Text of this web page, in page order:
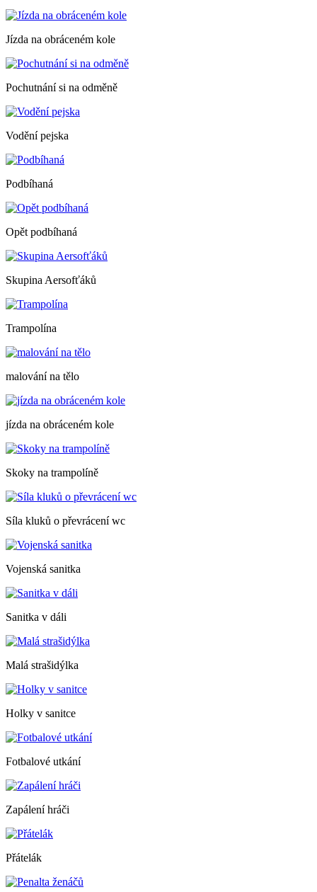
Jízda na obráceném kole
Pochutnání si na odměně
Vodění pejska
Podbíhaná
Opět podbíhaná
Skupina Aersofťáků
Trampolína
malování na tělo
jízda na obráceném kole
Skoky na trampolíně
Síla kluků o převrácení wc
Vojenská sanitka
Sanitka v dáli
Malá strašidýlka
Holky v sanitce
Fotbalové utkání
Zapálení hráči
Přátelák